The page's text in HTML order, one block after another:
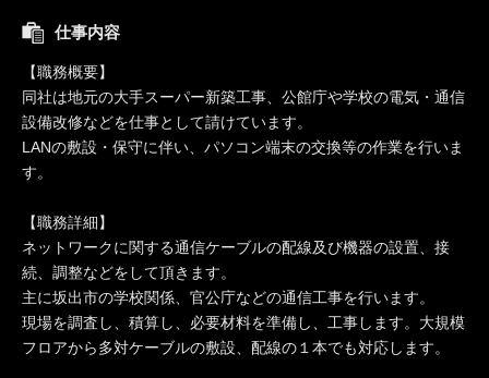
仕事内容
【職務概要】
同社は地元の大手スーパー新築工事、公館庁や学校の電気・通信
設備改修などを仕事として請けています。
LANの敷設・保守に伴い、パソコン端末の交換等の作業を行いま
す。
【職務詳細】
ネットワークに関する通信ケーブルの配線及び機器の設置、接
続、調整などをして頂きます。
主に坂出市の学校関係、官公庁などの通信工事を行います。
現場を調査し、積算し、必要材料を準備し、工事します。大規模
フロアから多対ケーブルの敷設、配線の１本でも対応します。